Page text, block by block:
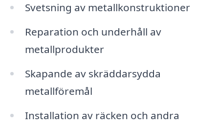
Svetsning av metallkonstruktioner
Reparation och underhåll av
metallprodukter
Skapande av skräddarsydda
metallföremål
Installation av räcken och andra